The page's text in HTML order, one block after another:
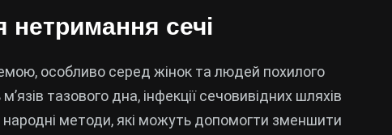
нетримання сечі
особливо серед жінок та людей похилого
тазового дна, інфекції сечовивідних шляхів
методи, які можуть допомогти зменшити